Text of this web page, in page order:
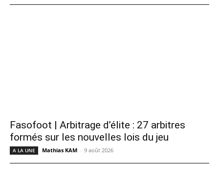
Fasofoot | Arbitrage d’élite : 27 arbitres
formés sur les nouvelles lois du jeu
A LA UNE Mathias KAM - 9 août 2026